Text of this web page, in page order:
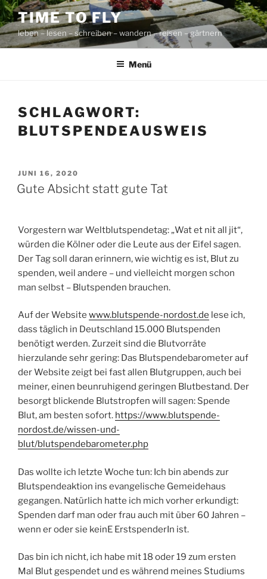
Zum
Inhalt
springen
TIME TO FLY
leben – lesen – schreiben – wandern – reisen – gärtnern
Menü
SCHLAGWORT:
BLUTSPENDEAUSWEIS
VERÖFFENTLICHT
AM
JUNI 16, 2020
Gute Absicht statt gute Tat
Vorgestern war Weltblutspendetag: „Wat et nit all jit“,
würden die Kölner oder die Leute aus der Eifel sagen.
Der Tag soll daran erinnern, wie wichtig es ist, Blut zu
spenden, weil andere – und vielleicht morgen schon
man selbst – Blutspenden brauchen.
Auf der Website www.blutspende-nordost.de lese ich,
dass täglich in Deutschland 15.000 Blutspenden
benötigt werden. Zurzeit sind die Blutvorräte
hierzulande sehr gering: Das Blutspendebarometer auf
der Website zeigt bei fast allen Blutgruppen, auch bei
meiner, einen beunruhigend geringen Blutbestand. Der
besorgt blickende Blutstropfen will sagen: Spende
Blut, am besten sofort. https://www.blutspende-
nordost.de/wissen-und-
blut/blutspendebarometer.php
Das wollte ich letzte Woche tun: Ich bin abends zur
Blutspendeaktion ins evangelische Gemeidehaus
gegangen. Natürlich hatte ich mich vorher erkundigt:
Spenden darf man oder frau auch mit über 60 Jahren –
wenn er oder sie keinE ErstspenderIn ist.
Das bin ich nicht, ich habe mit 18 oder 19 zum ersten
Mal Blut gespendet und es während meines Studiums